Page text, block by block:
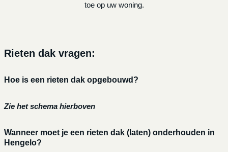
toe op uw woning.
Rieten dak vragen:
Hoe is een rieten dak opgebouwd?
Zie het schema hierboven
Wanneer moet je een rieten dak (laten) onderhouden in
Hengelo?